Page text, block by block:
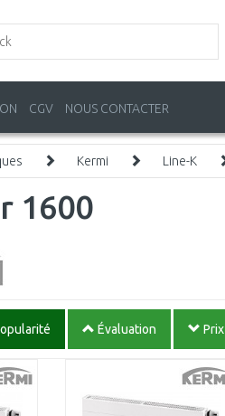
CGV NOUS CONTACTER
Kermi Line-K
1600
Évaluation Prix